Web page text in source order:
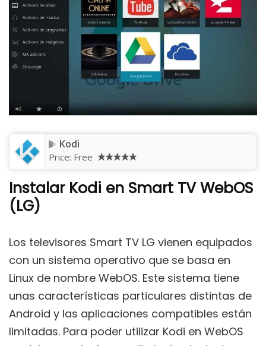
Kodi
Price: Free
Instalar Kodi en Smart TV WebOS
(LG)
Los televisores Smart TV LG vienen equipados
con un sistema operativo que se basa en
Linux de nombre WebOS. Este sistema tiene
unas características particulares distintas de
Android y las aplicaciones compatibles están
limitadas. Para poder utilizar Kodi en WebOS